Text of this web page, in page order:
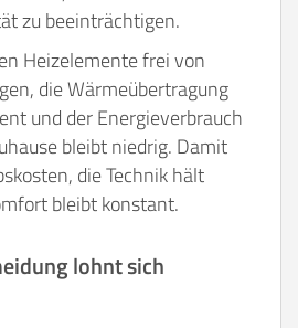
zu beeinträchtigen.
Heizelemente frei von
die Wärmeübertragung
und der Energieverbrauch
bleibt niedrig. Damit
die Technik hält
bleibt konstant.
lohnt sich